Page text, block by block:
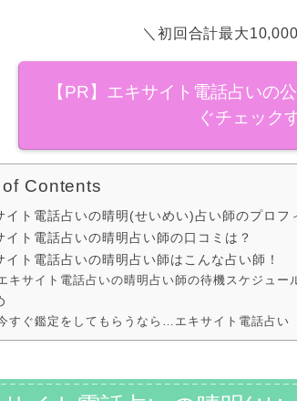
＼初回合計最大
【PR】エキサイト電話占いの
ぐチェック
Contents
イト電話占いの晴明(せいめい)占い師のプロフ
イト電話占いの晴明占い師の口コミは？
イト電話占いの晴明占い師はこんな占い師！
キサイト電話占いの晴明占い師の待機スケジュー
すぐ鑑定をしてもらうなら…エキサイト電話占い